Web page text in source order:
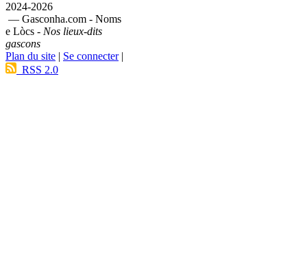
2024-2026
— Gasconha.com - Noms
e Lòcs - Nos lieux-dits
gascons
Plan du site | Se connecter|
RSS 2.0